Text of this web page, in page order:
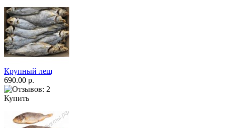
Крупный лещ
690.00 р.
Купить